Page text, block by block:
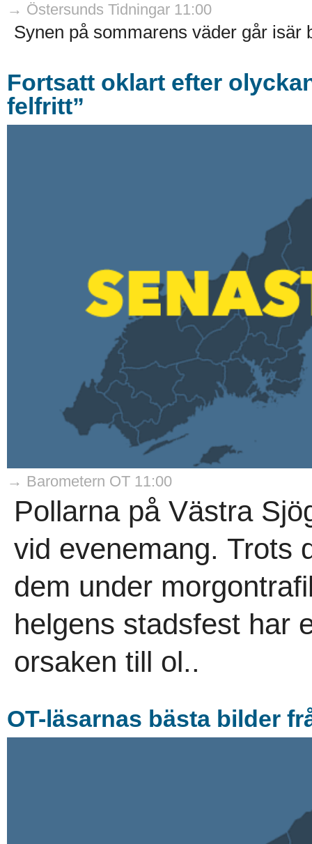
→ Östersunds Tidningar 11:00
Synen på sommarens väder går isär
Fortsatt oklart efter
felfritt”
→ Barometern OT 11:00
Pollarna på Västra
vid evenemang. Trots
dem under
helgens stadsfest har
orsaken till ol..
OT-läsarnas bästa bilder